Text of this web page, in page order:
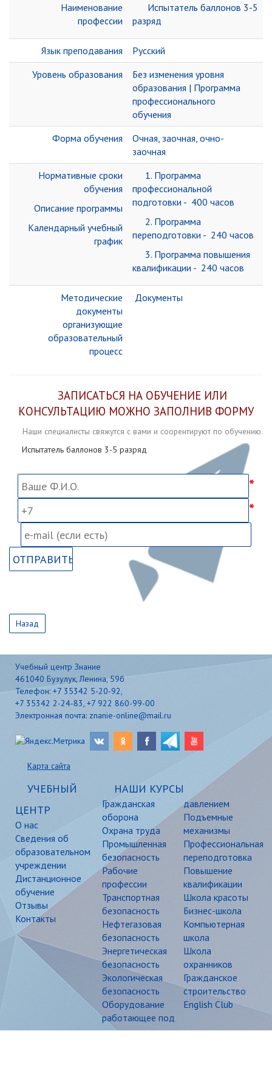
Наименование
профессии
Испытатель баллонов 3-5
разряд
Язык преподавания
Русский
Уровень образования
Без изменения уровня
образования | Программа
профессионального
обучения
Форма обучения
Очная, заочная, очно-
заочная
Нормативные сроки
обучения
Описание программы
Календарный учебный
график
1. Программа
профессиональной
подготовки - 400 часов
2. Программа
переподготовки - 240 часов
3. Программа повышения
квалификации - 240 часов
Методические
документы
организующие
образовательный
процесс
Документы
ЗАПИСАТЬСЯ НА ОБУЧЕНИЕ ИЛИ
КОНСУЛЬТАЦИЮ МОЖНО ЗАПОЛНИВ ФОРМУ
Наши специалисты свяжутся с вами и соорентируют по обучению.
Испытатель баллонов 3-5 разряд
Назад
Учебный центр Знание
461040 Бузулук, Ленина, 59б
Телефон: +7 35342 5-20-92,
+7 35342 2-24-83, +7 922 860-99-00
Электронная почта: znanie-online@mail.ru
Карта сайта
УЧЕБНЫЙ
ЦЕНТР
О нас
Сведения об
образовательном
учреждении
Дистанционное
обучение
Отзывы
Контакты
НАШИ КУРСЫ
Гражданская
оборона
Охрана труда
Промышленная
безопасность
Рабочие
профессии
Транспортная
безопасность
Нефтегазовая
безопасность
Энергетическая
безопасность
Экологическая
безопасность
Оборудование
работающее под
давлением
Подъемные
механизмы
Профессиональная
переподготовка
Повышение
квалификации
Школа красоты
Бизнес-школа
Компьютерная
школа
Школа
охранников
Гражданское
строительство
English Club